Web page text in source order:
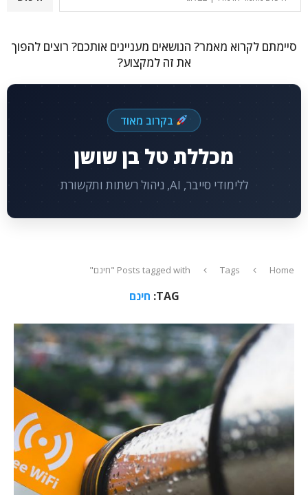
סיימתם לקרוא מאמר? הנושאים מעניינים אותכם? רוצים להפוך
את זה למקצוע?
בקרוב מאוד
מכללת טל בן שושן
ללימודי סייבר, AI, ניהול רשתות ותקשורת
Home
Tags Posts tagged with "חינם"
TAG: חינם